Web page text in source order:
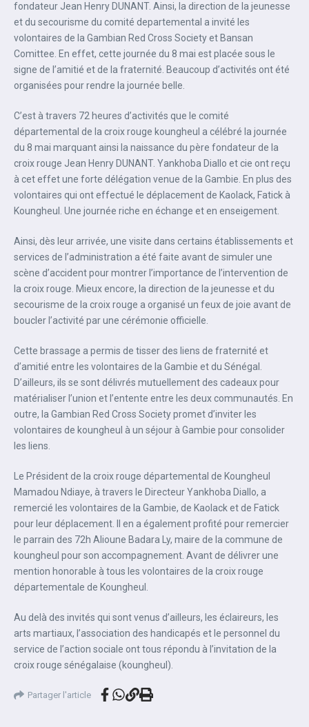
fondateur Jean Henry DUNANT. Ainsi, la direction de la jeunesse
et du secourisme du comité departemental a invité les
volontaires de la Gambian Red Cross Society et Bansan
Comittee. En effet, cette journée du 8 mai est placée sous le
signe de l’amitié et de la fraternité. Beaucoup d’activités ont été
organisées pour rendre la journée belle.
C’est à travers 72 heures d’activités que le comité
départemental de la croix rouge koungheul a célébré la journée
du 8 mai marquant ainsi la naissance du père fondateur de la
croix rouge Jean Henry DUNANT. Yankhoba Diallo et cie ont reçu
à cet effet une forte délégation venue de la Gambie. En plus des
volontaires qui ont effectué le déplacement de Kaolack, Fatick à
Koungheul. Une journée riche en échange et en enseigement.
Ainsi, dès leur arrivée, une visite dans certains établissements et
services de l’administration a été faite avant de simuler une
scène d’accident pour montrer l’importance de l’intervention de
la croix rouge. Mieux encore, la direction de la jeunesse et du
secourisme de la croix rouge a organisé un feux de joie avant de
boucler l’activité par une cérémonie officielle.
Cette brassage a permis de tisser des liens de fraternité et
d’amitié entre les volontaires de la Gambie et du Sénégal.
D’ailleurs, ils se sont délivrés mutuellement des cadeaux pour
matérialiser l’union et l’entente entre les deux communautés. En
outre, la Gambian Red Cross Society promet d’inviter les
volontaires de koungheul à un séjour à Gambie pour consolider
les liens.
Le Président de la croix rouge départemental de Koungheul
Mamadou Ndiaye, à travers le Directeur Yankhoba Diallo, a
remercié les volontaires de la Gambie, de Kaolack et de Fatick
pour leur déplacement. Il en a également profité pour remercier
le parrain des 72h Alioune Badara Ly, maire de la commune de
koungheul pour son accompagnement. Avant de délivrer une
mention honorable à tous les volontaires de la croix rouge
départementale de Koungheul.
Au delà des invités qui sont venus d’ailleurs, les éclaireurs, les
arts martiaux, l’association des handicapés et le personnel du
service de l’action sociale ont tous répondu à l’invitation de la
croix rouge sénégalaise (koungheul).
Partager l'article